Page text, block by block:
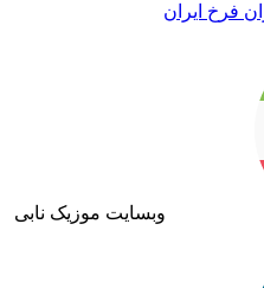
فرخ ایران
وبسایت موزیک نابی